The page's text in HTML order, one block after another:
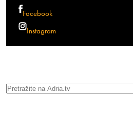
Facebook
Instagram
Search